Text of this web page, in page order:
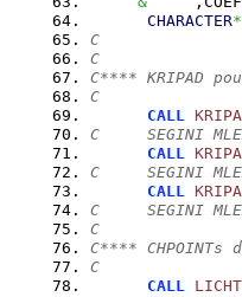
CHARACTER*
C
C
C**** KRIPAD
C
CALL
C     SEGINI
CALL
C     SEGINI
CALL
C     SEGINI
C
C**** CHPOINTs
C
CALL
LICHT